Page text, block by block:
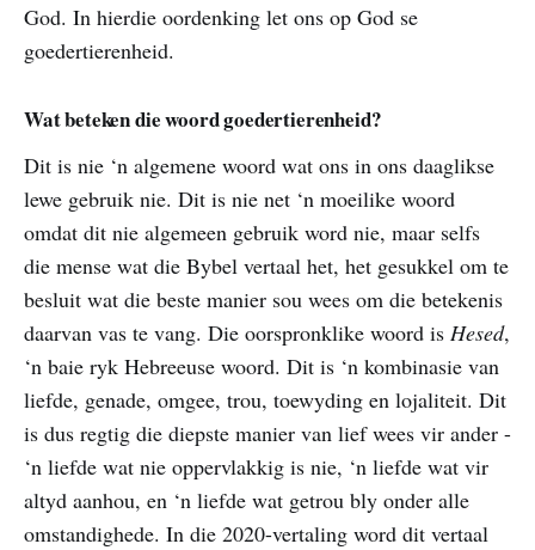
God. In hierdie oordenking let ons op God se
goedertierenheid.
Wat beteken die woord goedertierenheid?
Dit is nie ‘n algemene woord wat ons in ons daaglikse
lewe gebruik nie. Dit is nie net ‘n moeilike woord
omdat dit nie algemeen gebruik word nie, maar selfs
die mense wat die Bybel vertaal het, het gesukkel om te
besluit wat die beste manier sou wees om die betekenis
daarvan vas te vang. Die oorspronklike woord is Hesed,
‘n baie ryk Hebreeuse woord. Dit is ‘n kombinasie van
liefde, genade, omgee, trou, toewyding en lojaliteit. Dit
is dus regtig die diepste manier van lief wees vir ander -
‘n liefde wat nie oppervlakkig is nie, ‘n liefde wat vir
altyd aanhou, en ‘n liefde wat getrou bly onder alle
omstandighede. In die 2020-vertaling word dit vertaal